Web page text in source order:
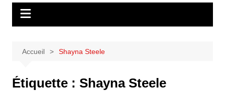
Accueil Shayna Steele
Étiquette : Shayna Steele